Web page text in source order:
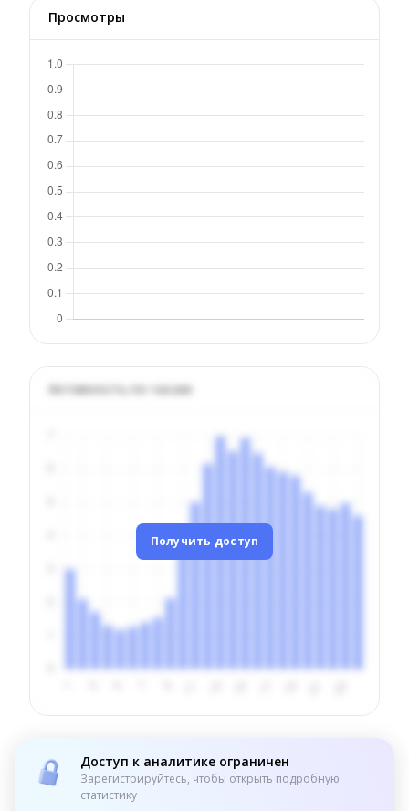
Просмотры
Активность по часам
Получить доступ
Доступ к аналитике ограничен
Зарегистрируйтесь, чтобы открыть подробную
статистику